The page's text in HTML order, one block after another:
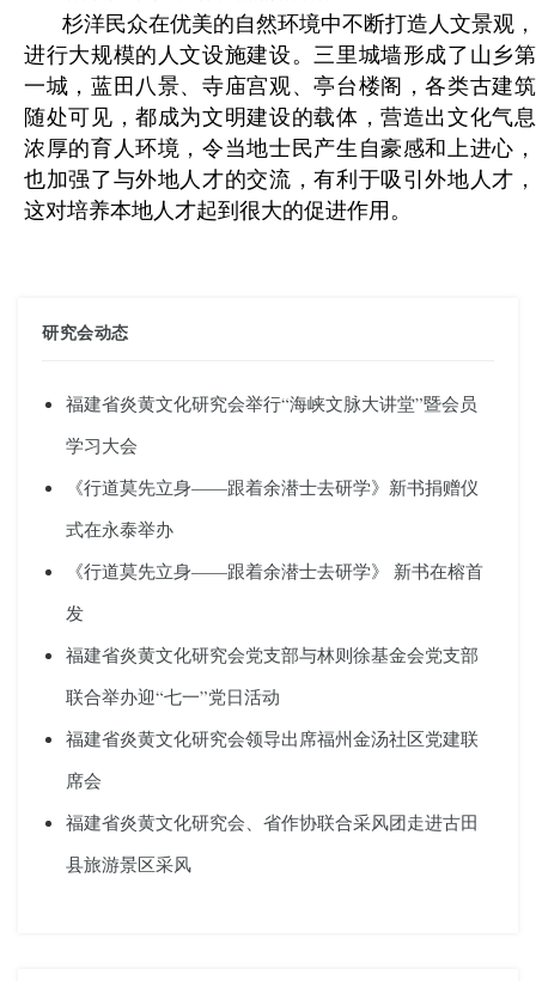
杉洋民众在优美的自然环境中不断打造人文景观，
进行大规模的人文设施建设。三里城墙形成了山乡第
一城，蓝田八景、寺庙宫观、亭台楼阁，各类古建筑
随处可见，都成为文明建设的载体，营造出文化气息
浓厚的育人环境，令当地士民产生自豪感和上进心，
也加强了与外地人才的交流，有利于吸引外地人才，
这对培养本地人才起到很大的促进作用。
研究会动态
福建省炎黄文化研究会举行“海峡文脉大讲堂”暨会员
学习大会
《行道莫先立身——跟着余潜士去研学》新书捐赠仪
式在永泰举办
《行道莫先立身——跟着余潜士去研学》 新书在榕首
发
福建省炎黄文化研究会党支部与林则徐基金会党支部
联合举办迎“七一”党日活动
福建省炎黄文化研究会领导出席福州金汤社区党建联
席会
福建省炎黄文化研究会、省作协联合采风团走进古田
县旅游景区采风